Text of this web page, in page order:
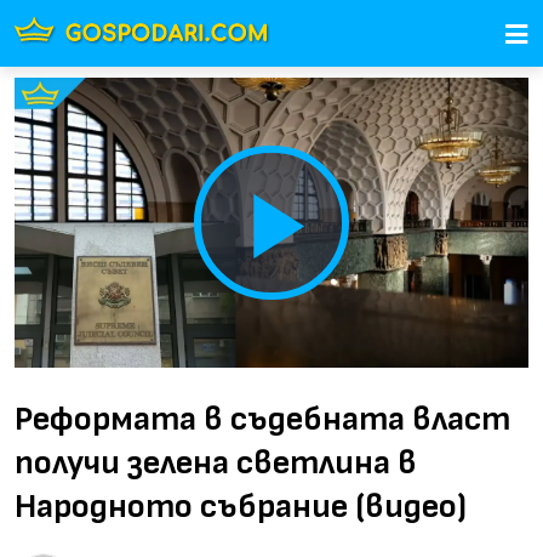
Play
Video
Реформата в съдебната власт
получи зелена светлина в
Народното събрание (видео)